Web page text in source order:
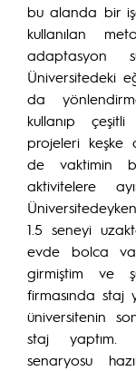
bu alanda bir
kullanılan
adaptasyon
Üniversitedeki
da
kullanıp
projeleri keşke
de vaktimin
aktivitelere
1.5 seneyi
evde bolca
girmiştim ve
firmasında staj
üniversitenin
staj yaptım.
senaryosu